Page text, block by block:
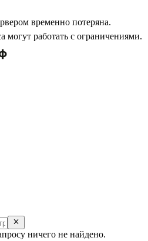
временно потеряна.
могут работать с ограничениями.
ничего не найдено.